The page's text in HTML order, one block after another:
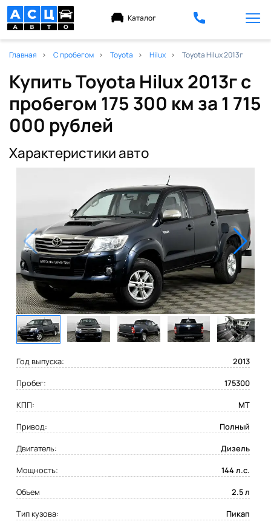
Каталог
Главная С пробегом Toyota Hilux Toyota Hilux 2013г
Купить Toyota Hilux 2013г с
пробегом 175 300 км за 1 715
000 рублей
Характеристики авто
Год выпуска:
2013
Пробег:
175300
КПП:
MT
Привод:
Полный
Двигатель:
Дизель
Мощность:
144 л.с.
Объем
2.5 л
Тип кузова:
Пикап